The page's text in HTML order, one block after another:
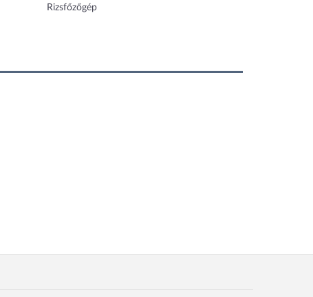
Rizsfőzőgép